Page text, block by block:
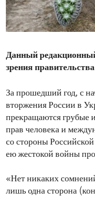
ENVIRONMENT AND
IDEALS AND
Данный
зрения
За прошедший год, с
вторжения России в
прекращаются грубые
прав человека и
со стороны
ею жестокой войны
«Нет никаких
лишь одна сторона